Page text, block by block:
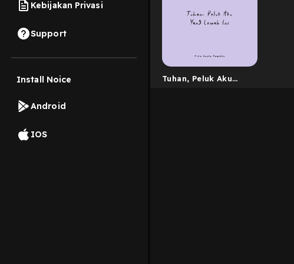
Kebijakan Privasi
Support
Install Noice
Android
IOS
Tuhan, Peluk Aku